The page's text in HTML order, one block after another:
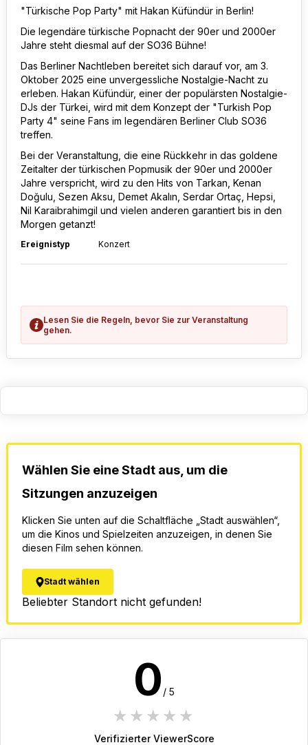
"Türkische Pop Party" mit Hakan Küfündür in Berlin!
Die legendäre türkische Popnacht der 90er und 2000er
Jahre steht diesmal auf der SO36 Bühne!
Das Berliner Nachtleben bereitet sich darauf vor, am 3.
Oktober 2025 eine unvergessliche Nostalgie-Nacht zu
erleben. Hakan Küfündür, einer der populärsten Nostalgie-
DJs der Türkei, wird mit dem Konzept der "Turkish Pop
Party 4" seine Fans im legendären Berliner Club SO36
treffen.
Bei der Veranstaltung, die eine Rückkehr in das goldene
Zeitalter der türkischen Popmusik der 90er und 2000er
Jahre verspricht, wird zu den Hits von Tarkan, Kenan
Doğulu, Sezen Aksu, Demet Akalın, Serdar Ortaç, Hepsi,
Nil Karaibrahimgil und vielen anderen garantiert bis in den
Morgen getanzt!
Ereignistyp Konzert
Lesen Sie die Regeln, bevor Sie zur Veranstaltung
gehen.
Wählen Sie eine Stadt aus, um die
Sitzungen anzuzeigen
Klicken Sie unten auf die Schaltfläche „Stadt auswählen“,
um die Kinos und Spielzeiten anzuzeigen, in denen Sie
diesen Film sehen können.
Stadt wählen
Beliebter Standort nicht gefunden!
0 / 5
4 stars
3 stars
2 stars
1 star
Verifizierter ViewerScore